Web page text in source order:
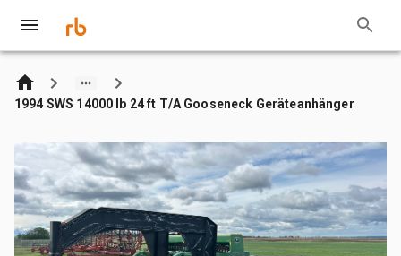
1994 SWS 14000 lb 24 ft T/A Gooseneck Geräteanhänger